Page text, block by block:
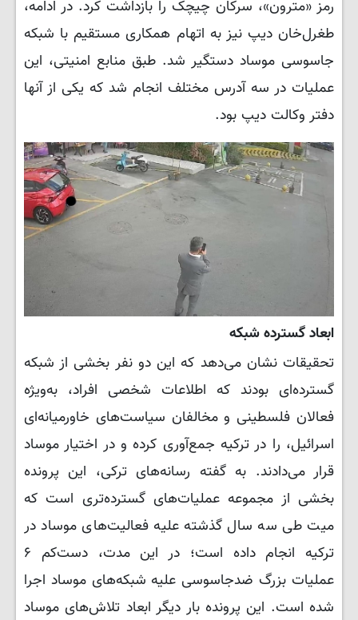
رمز «مترون»، سرکان چیچک را بازداشت کرد. در ادامه،
طغرل‌خان دیپ نیز به اتهام همکاری مستقیم با شبکه
جاسوسی موساد دستگیر شد. طبق منابع امنیتی، این
عملیات در سه آدرس مختلف انجام شد که یکی از آنها
دفتر وکالت دیپ بود.
ابعاد گسترده شبکه
تحقیقات نشان می‌دهد که این دو نفر بخشی از شبکه
گسترده‌ای بودند که اطلاعات شخصی افراد، به‌ویژه
فعالان فلسطینی و مخالفان سیاست‌های خاورمیانه‌ای
اسرائیل، را در ترکیه جمع‌آوری کرده و در اختیار موساد
قرار می‌دادند. به گفته رسانه‌های ترکی، این پرونده
بخشی از مجموعه عملیات‌های گسترده‌تری است که
میت طی سه سال گذشته علیه فعالیت‌های موساد در
ترکیه انجام داده است؛ در این مدت، دست‌کم ۶
عملیات بزرگ ضدجاسوسی علیه شبکه‌های موساد اجرا
شده است. این پرونده بار دیگر ابعاد تلاش‌های موساد